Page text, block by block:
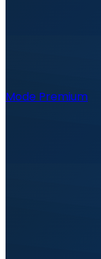
Mode Premium